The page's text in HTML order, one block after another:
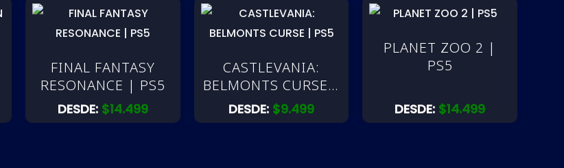
FINAL FANTASY
RESONANCE | PS5
DESDE: $14.499
CASTLEVANIA:
BELMONTS CURSE |
PS5
DESDE: $9.499
PLANET ZOO 2 |
PS5
DESDE: $14.499